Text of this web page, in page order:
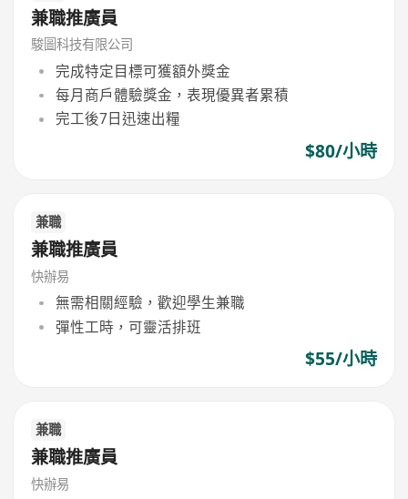
兼職推廣員
駿圖科技有限公司
完成特定目標可獲額外獎金
每月商戶體驗獎金，表現優異者累積
完工後7日迅速出糧
$80/小時
兼職
兼職推廣員
快辦易
無需相關經驗，歡迎學生兼職
彈性工時，可靈活排班
$55/小時
兼職
兼職推廣員
快辦易